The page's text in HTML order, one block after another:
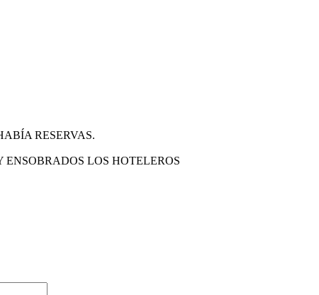
RESERVAS.
LOS HOTELEROS